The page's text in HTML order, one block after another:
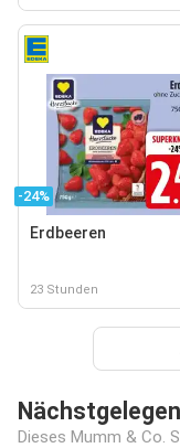
-24%
Erdbeeren
23 Stunden
Dieses Mumm & Co.